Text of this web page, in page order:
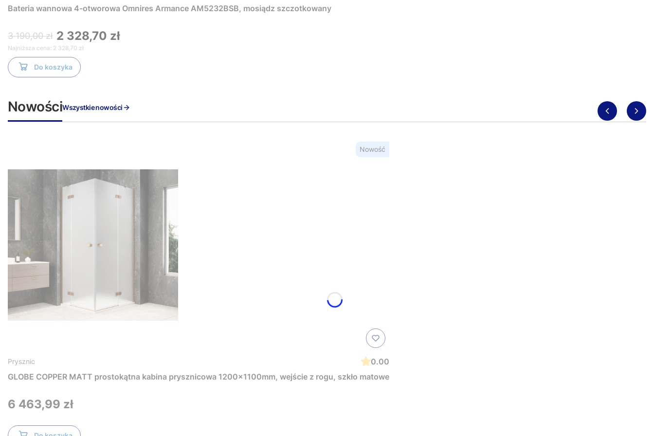
Bateria wannowa 4-otworowa Omnires Armance AM5232BSB, mosiądz szczotkowany
3 190,00 zł 2 328,70 zł
Najniższa cena: 2 328,70 zł
Do koszyka
NowościWszystkie nowości
Nowość
Prysznic
0.00
GLOBE COPPER MATT prostokątna kabina prysznicowa 1200x1100mm, wejście z rogu, szkło matowe
Cena
6 463,99 zł